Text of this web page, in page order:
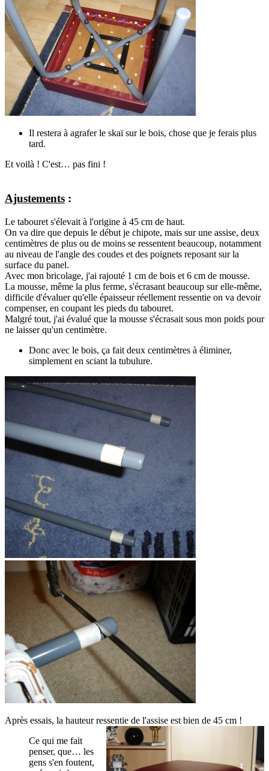
Il restera à agrafer le skaï sur le bois, chose que je ferais plus
tard.
Et voilà ! C'est… pas fini !
Ajustements :
Le tabouret s'élevait à l'origine à 45 cm de haut.
On va dire que depuis le début je chipote, mais sur une assise, deux
centimètres de plus ou de moins se ressentent beaucoup, notamment
au niveau de l'angle des coudes et des poignets reposant sur la
surface du panel.
Avec mon bricolage, j'ai rajouté 1 cm de bois et 6 cm de mousse.
La mousse, même la plus ferme, s'écrasant beaucoup sur elle-même,
difficile d'évaluer qu'elle épaisseur réellement ressentie on va devoir
compenser, en coupant les pieds du tabouret.
Malgré tout, j'ai évalué que la mousse s'écrasait sous mon poids pour
ne laisser qu'un centimètre.
Donc avec le bois, ça fait deux centimètres à éliminer,
simplement en sciant la tubulure.
Après essais, la hauteur ressentie de l'assise est bien de 45 cm !
Ce qui me fait
penser, que… les
gens s'en foutent,